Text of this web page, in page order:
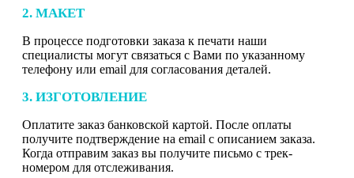
2. МАКЕТ
В процессе подготовки заказа к печати наши
специалисты могут связаться с Вами по указанному
телефону или email для согласования деталей.
3. ИЗГОТОВЛЕНИЕ
Оплатите заказ банковской картой. После оплаты
получите подтверждение на email с описанием заказа.
Когда отправим заказ вы получите письмо с трек-
номером для отслеживания.